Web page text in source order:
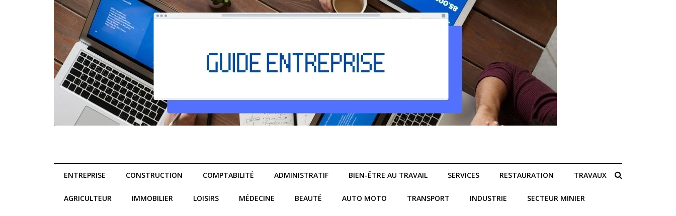
ENTREPRISE CONSTRUCTION COMPTABILITÉ ADMINISTRATIF BIEN-ÊTRE AU TRAVAIL SERVICES RESTAURATION TRAVAUX
AGRICULTEUR IMMOBILIER LOISIRS MÉDECINE BEAUTÉ AUTO MOTO TRANSPORT INDUSTRIE SECTEUR MINIER